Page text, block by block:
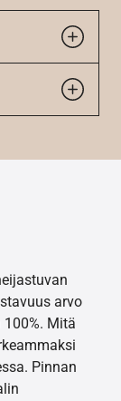
arvo
Mitä
Pinnan